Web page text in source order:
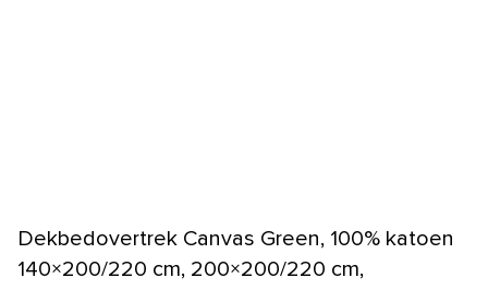
Dekbedovertrek Canvas Green, 100% katoen
140×200/220 cm, 200×200/220 cm,